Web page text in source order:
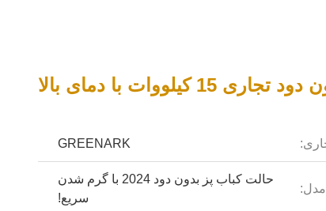
15 کیلووات با دمای بالا
GREENARK
حالت کباب پز بدون دود 2024 با گرم شدن
سریع!